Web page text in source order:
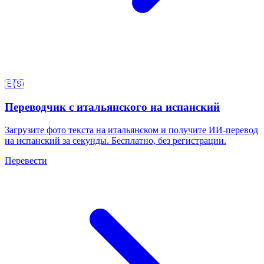
🇪🇸
Переводчик с итальянского на испанский
Загрузите фото текста на итальянском и получите ИИ-перевод
на испанский за секунды. Бесплатно, без регистрации.
Перевести